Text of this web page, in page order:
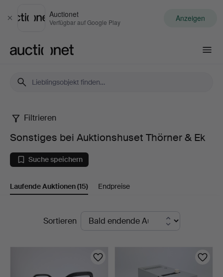
Schließen
Auctionet
Verfügbar auf Google Play Anzeigen
Sonstiges
bei
Auktionshuset
Thörner
Ek
Filtrieren
Sonstiges bei Auktionshuset Thörner & Ek
Suche speichern
Laufende Auktionen(15) Endpreise
LaufendeSortieren